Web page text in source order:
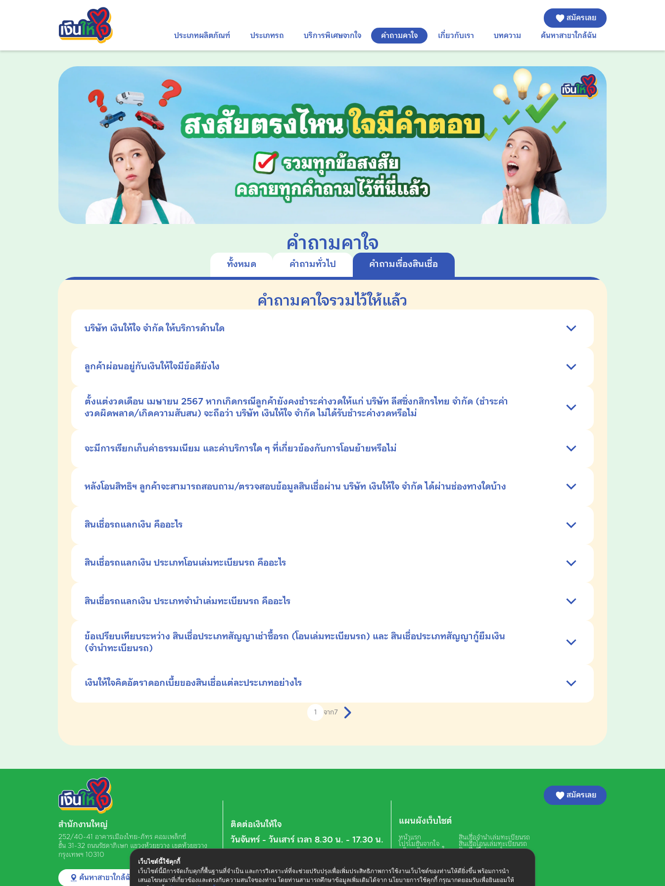
สมัครเลย
ประเภทผลิตภัณฑ์
ประเภทรถ บริการพิเศษจากใจ คำถามคาใจ เกี่ยวกับเรา บทความ ค้นหาสาขาใกล้ฉัน
คำถามคาใจ
ทั้งหมด คำถามทั่วไป คำถามเรื่องสินเชื่อ
คำถามคาใจรวมไว้ให้แล้ว
บริษัท เงินให้ใจ จำกัด ให้บริการด้านใด
ลูกค้าผ่อนอยู่กับเงินให้ใจมีข้อดียังไง
ตั้งแต่งวดเดือน เมษายน 2567 หากเกิดกรณีลูกค้ายังคงชำระค่างวดให้แก่ บริษัท ลีสซิ่งกสิกรไทย จำกัด (ชำระค่า
งวดผิดพลาด/เกิดความสับสน) จะถือว่า บริษัท เงินให้ใจ จำกัด ไม่ได้รับชำระค่างวดหรือไม่
จะมีการเรียกเก็บค่าธรรมเนียม และค่าบริการใด ๆ ที่เกี่ยวข้องกับการโอนย้ายหรือไม่
หลังโอนสิทธิฯ ลูกค้าจะสามารถสอบถาม/ตรวจสอบข้อมูลสินเชื่อผ่าน บริษัท เงินให้ใจ จำกัด ได้ผ่านช่องทางใดบ้าง
สินเชื่อรถแลกเงิน คืออะไร
สินเชื่อรถแลกเงิน ประเภทโอนเล่มทะเบียนรถ คืออะไร
สินเชื่อรถแลกเงิน ประเภทจำนำเล่มทะเบียนรถ คืออะไร
ข้อเปรียบเทียบระหว่าง สินเชื่อประเภทสัญญาเช่าซื้อรถ (โอนเล่มทะเบียนรถ) และ สินเชื่อประเภทสัญญากู้ยืมเงิน
(จำนำทะเบียนรถ)
เงินให้ใจคิดอัตราดอกเบี้ยของสินเชื่อแต่ละประเภทอย่างไร
จาก7
สมัครเลย
สำนักงานใหญ่
252/40-41 อาคารเมืองไทย-ภัทร คอมเพล็กซ์
ชั้น 31-32 ถนนรัชดาภิเษก แขวงห้วยขวาง เขตห้วยขวาง
กรุงเทพฯ 10310
ค้นหาสาขาใกล้ฉัน
ติดต่อเงินให้ใจ
วันจันทร์ - วันเสาร์ เวลา 8.30 น. - 17.30 น.
แผนผังเว็บไซต์
หน้าแรก
โปรโมชันจากใจ
บริการพิเศษจากใจ
ประกาศ
บทความทั้งหมด
บทความจากใจ
สินเชื่อจำนำเล่มทะเบียนรถ
สินเชื่อโอนเล่มทะเบียนรถ
สินเชื่อรีไฟแนนซ์
สินเชื่อรถกระบะ
สินเชื่อรถตู้
สินเชื่อรถบรรทุก
เว็บไซต์นี้ใช้คุกกี้
เว็บไซต์นี้มีการจัดเก็บคุกกี้พื้นฐานที่จำเป็น และการวิเคราะห์ที่จะช่วยปรับปรุงเพื่อเพิ่มประสิทธิภาพการใช้งานเว็บไซต์ของท่านให้ดียิ่งขึ้น พร้อมการนำ
เสนอโฆษณาที่เกี่ยวข้องและตรงกับความสนใจของท่าน โดยท่านสามารถศึกษาข้อมูลเพิ่มเติมได้จาก นโยบายการใช้คุกกี้ กรุณากดยอมรับเพื่อยินยอมให้